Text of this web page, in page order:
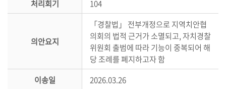
개
안
처리회기
104
의안요지
「경찰법」 전부개정으로 지역치안협
의회의 법적 근거가 소멸되고, 자치경찰
위원회 출범에 따라 기능이 중복되어 해
당 조례를 폐지하고자 함
이송일
2026.03.26